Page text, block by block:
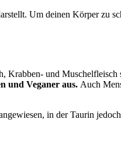
Um deinen Körper zu
Krabben- und Muschelfleisch
und Veganer aus. Auch
in der Taurin